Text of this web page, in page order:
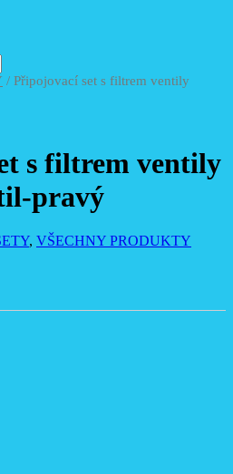
/ Připojovací set s filtrem ventily
s filtrem ventily
pravý
, VŠECHNY PRODUKTY